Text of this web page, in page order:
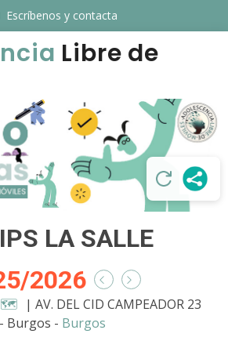
Escríbenos y contacta
Libre de
LA SALLE
2026
🗺️ | AV. DEL CID CAMPEADOR 23
- Burgos - Burgos